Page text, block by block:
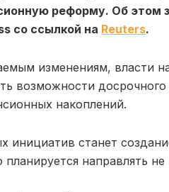
реформу. Об этом
со ссылкой на Reuters.
изменениям, власти
возможности
накоплений.
инициатив станет
направлять не